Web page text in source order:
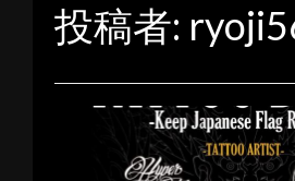
投稿者: